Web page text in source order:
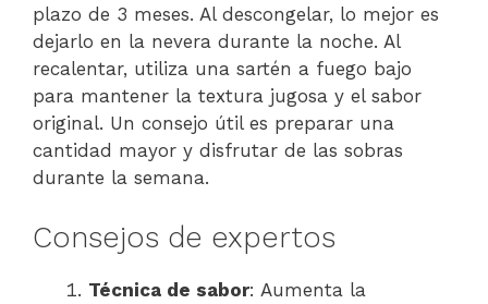
plazo de 3 meses. Al descongelar, lo mejor es
dejarlo en la nevera durante la noche. Al
recalentar, utiliza una sartén a fuego bajo
para mantener la textura jugosa y el sabor
original. Un consejo útil es preparar una
cantidad mayor y disfrutar de las sobras
durante la semana.
Consejos de expertos
Técnica de sabor: Aumenta la